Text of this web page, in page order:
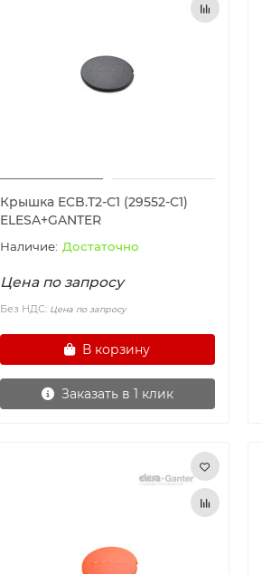
Крышка ECB.T2-C1 (29552-C1)
ELESA+GANTER
Достаточно
Цена по запросу
Без НДС: Цена по запросу
В корзину
Заказать в 1 клик